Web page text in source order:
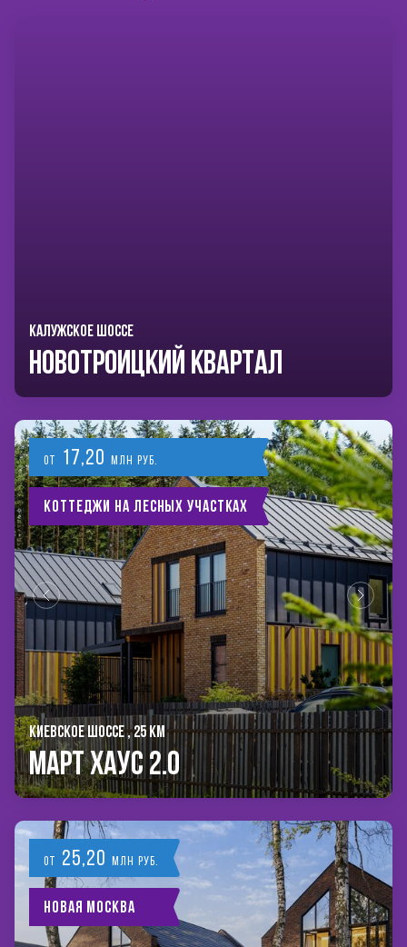
КАЛУЖСКОЕ ШОССЕ
Новотроицкий Квартал
от 17,20 млн руб.
Коттеджи на лесных участках
КИЕВСКОЕ ШОССЕ , 25 КМ
Март Хаус 2.0
от 25,20 млн руб.
Новая Москва